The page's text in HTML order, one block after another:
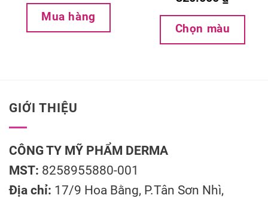
Mua hàng
Chọn màu
GIỚI THIỆU
CÔNG TY MỸ PHẨM DERMA
MST: 8258955880-001
Địa chỉ: 17/9 Hoa Bằng, P.Tân Sơn Nhì,